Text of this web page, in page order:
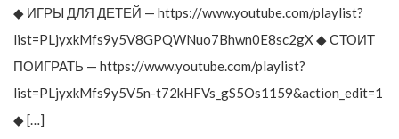
◆ ИГРЫ ДЛЯ ДЕТЕЙ — https://www.youtube.com/playlist?
list=PLjyxkMfs9y5V8GPQWNuo7Bhwn0E8sc2gX ◆ СТОИТ
ПОИГРАТЬ — https://www.youtube.com/playlist?
list=PLjyxkMfs9y5V5n-t72kHFVs_gS5Os1159&action_edit=1
◆ […]